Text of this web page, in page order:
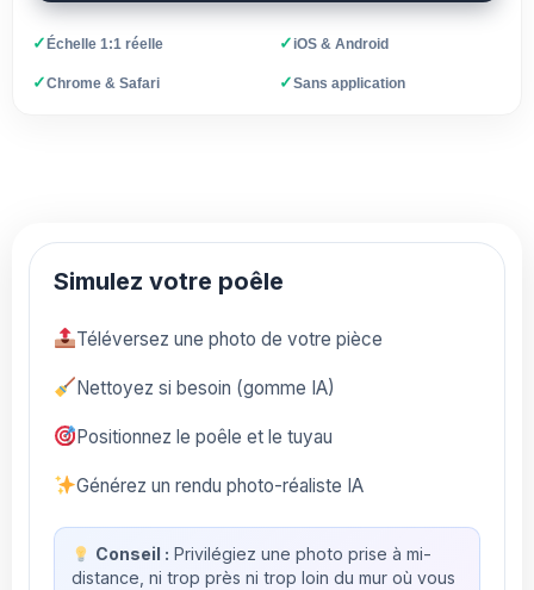
✓Échelle 1:1 réelle ✓iOS & Android
✓Chrome & Safari ✓Sans application
Simulez votre poêle
Téléversez une photo de votre pièce
Nettoyez si besoin (gomme IA)
Positionnez le poêle et le tuyau
Générez un rendu photo-réaliste IA
Conseil : Privilégiez une photo prise à mi-
distance, ni trop près ni trop loin du mur où vous